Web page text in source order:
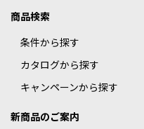
商品検索
条件から探す
カタログから探す
キャンペーンから探す
新商品のご案内